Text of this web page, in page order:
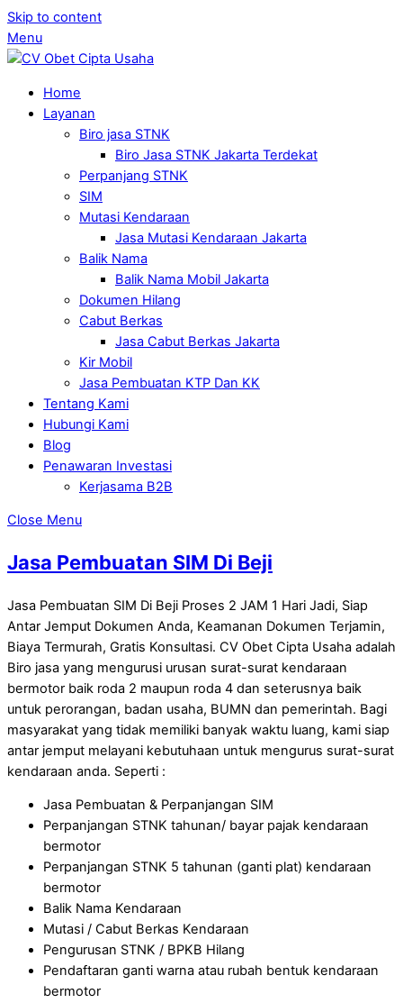
Skip to content
Menu
Home
Layanan
Biro jasa STNK
Biro Jasa STNK Jakarta Terdekat
Perpanjang STNK
SIM
Mutasi Kendaraan
Jasa Mutasi Kendaraan Jakarta
Balik Nama
Balik Nama Mobil Jakarta
Dokumen Hilang
Cabut Berkas
Jasa Cabut Berkas Jakarta
Kir Mobil
Jasa Pembuatan KTP Dan KK
Tentang Kami
Hubungi Kami
Blog
Penawaran Investasi
Kerjasama B2B
Close Menu
Jasa Pembuatan SIM Di Beji
Jasa Pembuatan SIM Di Beji Proses 2 JAM 1 Hari Jadi, Siap
Antar Jemput Dokumen Anda, Keamanan Dokumen Terjamin,
Biaya Termurah, Gratis Konsultasi. CV Obet Cipta Usaha adalah
Biro jasa yang mengurusi urusan surat-surat kendaraan
bermotor baik roda 2 maupun roda 4 dan seterusnya baik
untuk perorangan, badan usaha, BUMN dan pemerintah. Bagi
masyarakat yang tidak memiliki banyak waktu luang, kami siap
antar jemput melayani kebutuhaan untuk mengurus surat-surat
kendaraan anda. Seperti :
Jasa Pembuatan & Perpanjangan SIM
Perpanjangan STNK tahunan/ bayar pajak kendaraan
bermotor
Perpanjangan STNK 5 tahunan (ganti plat) kendaraan
bermotor
Balik Nama Kendaraan
Mutasi / Cabut Berkas Kendaraan
Pengurusan STNK / BPKB Hilang
Pendaftaran ganti warna atau rubah bentuk kendaraan
bermotor